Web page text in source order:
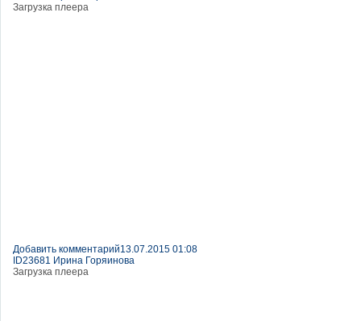
Загрузка плеера
Добавить комментарий13.07.2015 01:08
ID23681 Ирина Горяинова
Загрузка плеера